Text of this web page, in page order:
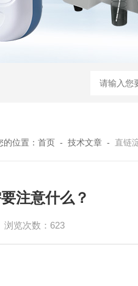
的位置： 首页 - 技术文章 - 直链
注意什么？
浏览次数：623